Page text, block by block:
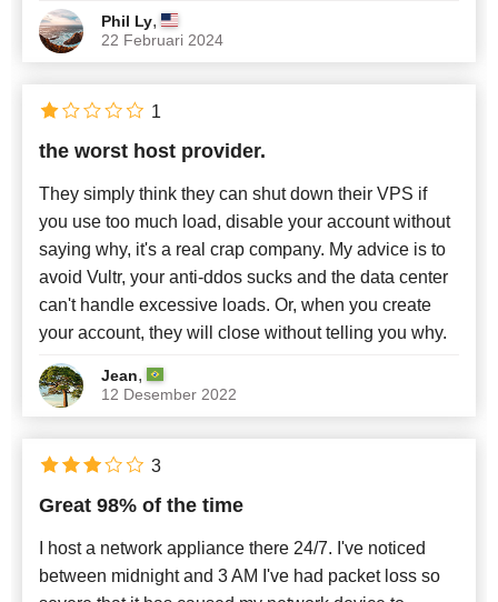
Phil Ly,
22 Februari 2024
the worst host provider.
They simply think they can shut down their VPS if
you use too much load, disable your account without
saying why, it's a real crap company. My advice is to
avoid Vultr, your anti-ddos sucks and the data center
can't handle excessive loads. Or, when you create
your account, they will close without telling you why.
Jean,
12 Desember 2022
1
Great 98% of the time
I host a network appliance there 24/7. I've noticed
between midnight and 3 AM I've had packet loss so
3